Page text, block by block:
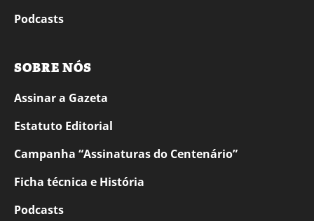
Podcasts
SOBRE NÓS
Assinar a Gazeta
Estatuto Editorial
Campanha “Assinaturas do Centenário”
Ficha técnica e História
Podcasts